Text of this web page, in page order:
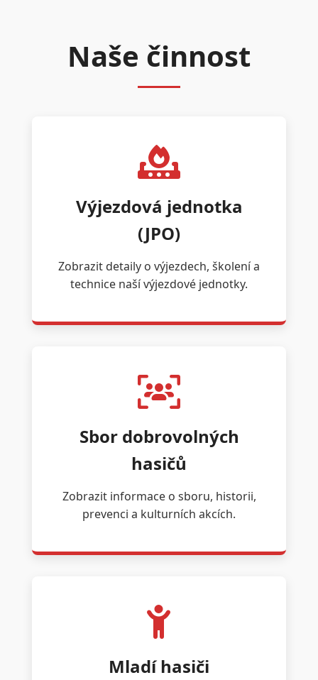
Naše činnost
Výjezdová jednotka
(JPO)
Zobrazit detaily o výjezdech, školení a
technice naší výjezdové jednotky.
Sbor dobrovolných
hasičů
Zobrazit informace o sboru, historii,
prevenci a kulturních akcích.
Mladí hasiči